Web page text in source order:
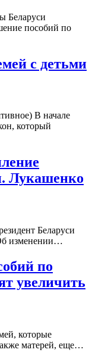
Беларуси
пособий по
с детьми
В начале
который
Лукашенко
Беларуси
изменении…
по
увеличить
которые
матерей, еще…